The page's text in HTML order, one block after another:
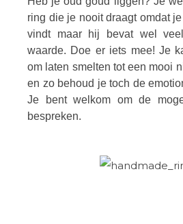
ring die je nooit draagt omdat je
vindt maar hij bevat wel
waarde. Doe er iets mee! Je
om laten smelten tot een mooi
en zo behoud je toch de
Je bent welkom om de
bespreken.